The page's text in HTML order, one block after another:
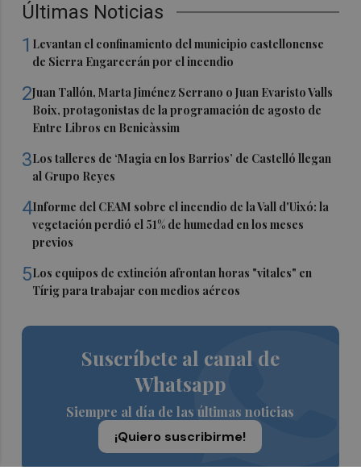
Últimas Noticias
1 Levantan el confinamiento del municipio castellonense
de Sierra Engarcerán por el incendio
2Juan Tallón, Marta Jiménez Serrano o Juan Evaristo Valls
Boix, protagonistas de la programación de agosto de
Entre Libros en Benicàssim
3Los talleres de ‘Magia en los Barrios’ de Castelló llegan
al Grupo Reyes
4Informe del CEAM sobre el incendio de la Vall d'Uixó: la
vegetación perdió el 51% de humedad en los meses
previos
5Los equipos de extinción afrontan horas "vitales" en
Tírig para trabajar con medios aéreos
Suscríbete al canal de
Whatsapp
Siempre al día de las últimas noticias
¡Quiero suscribirme!